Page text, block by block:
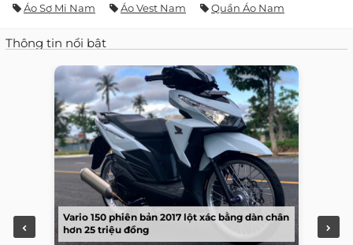
Áo Sơ Mi Nam Áo Vest Nam Quần Áo Nam
Thông tin nổi bật
Vario 150 phiên bản 2017 lột xác bằng dàn chân
hơn 25 triệu đồng